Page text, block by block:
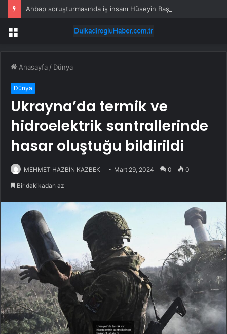
Menü
Anasayfa / Dünya
Dünya
Ukrayna’da termik ve
hidroelektrik santrallerinde
hasar oluştuğu bildirildi
MEHMET HAZBİN KAZBEK Mart 29, 2024 0 0
Bir dakikadan az